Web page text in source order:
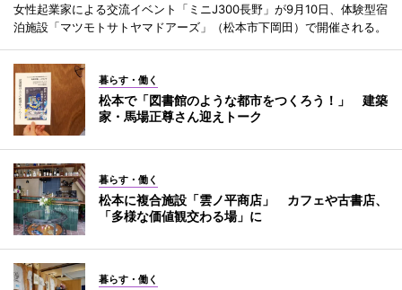
女性起業家による交流イベント「ミニJ300長野」が9月10日、体験型宿
泊施設「マツモトサトヤマドアーズ」（松本市下岡田）で開催される。
暮らす・働く
松本で「図書館のような都市をつくろう！」 建築
家・馬場正尊さん迎えトーク
暮らす・働く
松本に複合施設「雲ノ平商店」 カフェや古書店、
「多様な価値観交わる場」に
暮らす・働く